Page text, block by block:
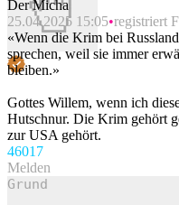
Der Micha
25.04.2025 15:05 registriert
«Wenn die Krim bei
sprechen, weil sie immer
bleiben.»
Gottes Willem, wenn ich
Hutschnur. Die Krim gehört
zur USA gehört.
46017
Melden